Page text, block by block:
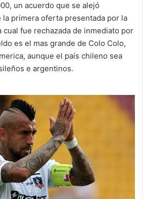
un acuerdo que se alejó
primera oferta presentada por la
cual fue rechazada de inmediato por
es el mas grande de Colo Colo,
aunque el país chileno sea
e argentinos.